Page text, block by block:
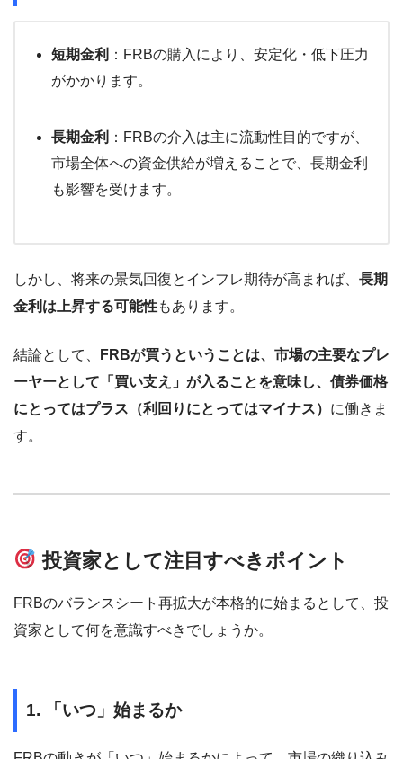
短期金利 ：FRBの購入により、安定化・低下圧力
がかかります。
長期金利 ：FRBの介入は主に流動性目的ですが、
市場全体への資金供給が増えることで、長期金利
も影響を受けます。
しかし、将来の景気回復とインフレ期待が高まれば、 長期
金利は上昇する可能性もあります。
結論として、
FRBが買うということは、市場の主要なプレ
ーヤーとして「買い支え」が入ることを意味し、債券価格
にとってはプラス（利回りにとってはマイナス） に働きま
す。
投資家として注目すべきポイント
FRBのバランスシート再拡大が本格的に始まるとして、投
資家として何を意識すべきでしょうか。
1. 「いつ」始まるか